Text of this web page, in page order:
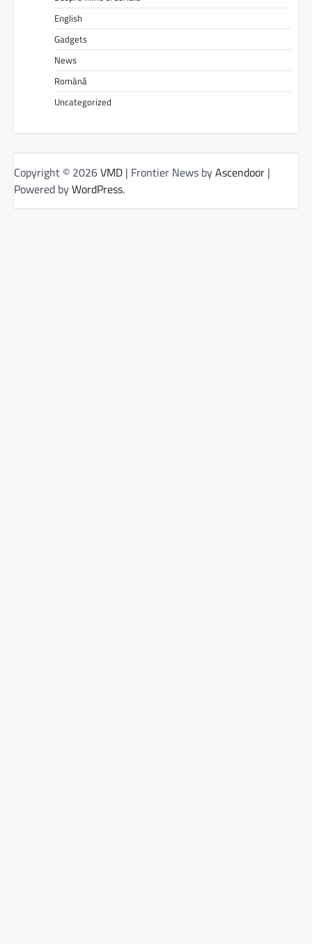
English
Gadgets
News
Română
Uncategorized
Copyright © 2026VMD | Frontier News byAscendoor |
Powered byWordPress.